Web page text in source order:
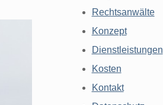
Rechtsanwälte
Konzept
Dienstleistungen
Kosten
Kontakt